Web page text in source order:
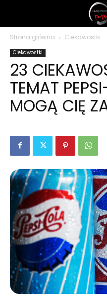
polsku
Strona główna Ciekawostki
Ciekawostki
23
TEMAT
MOGĄ CIĘ